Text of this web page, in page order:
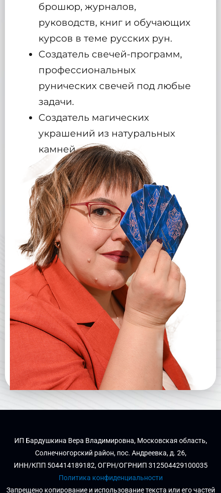
брошюр, журналов,
руководств, книг и обучающих
курсов в теме русских рун.
Создатель свечей-программ,
профессиональных
рунических свечей под любые
задачи.
Создатель магических
украшений из натуральных
камней.
ИП Бардушкина Вера Владимировна, Московская область,
Солнечногорский район, пос. Андреевка, д. 26,
ИНН/КПП 504414189182, ОГРН/ОГРНИП 312504429100035
Политика конфиденциальности
Запрещено копирование и использование текста или его частей